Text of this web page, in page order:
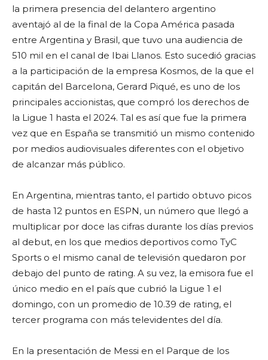
la primera presencia del delantero argentino
aventajó al de la final de la Copa América pasada
entre Argentina y Brasil, que tuvo una audiencia de
510 mil en el canal de Ibai Llanos. Esto sucedió gracias
a la participación de la empresa Kosmos, de la que el
capitán del Barcelona, Gerard Piqué, es uno de los
principales accionistas, que compró los derechos de
la Ligue 1 hasta el 2024. Tal es así que fue la primera
vez que en España se transmitió un mismo contenido
por medios audiovisuales diferentes con el objetivo
de alcanzar más público.
En Argentina, mientras tanto, el partido obtuvo picos
de hasta 12 puntos en ESPN, un número que llegó a
multiplicar por doce las cifras durante los días previos
al debut, en los que medios deportivos como TyC
Sports o el mismo canal de televisión quedaron por
debajo del punto de rating. A su vez, la emisora fue el
único medio en el país que cubrió la Ligue 1 el
domingo, con un promedio de 10.39 de rating, el
tercer programa con más televidentes del día.
En la presentación de Messi en el Parque de los